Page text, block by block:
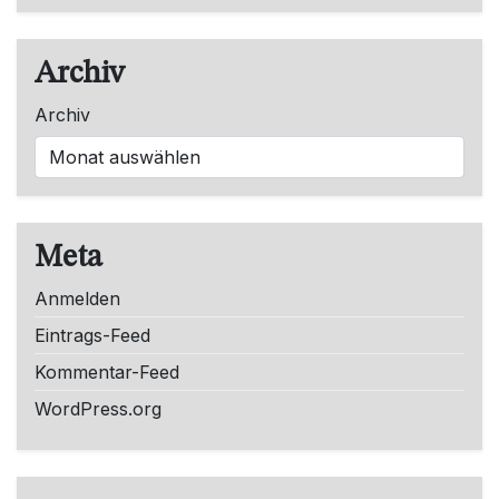
Archiv
Archiv
Meta
Anmelden
Eintrags-Feed
Kommentar-Feed
WordPress.org